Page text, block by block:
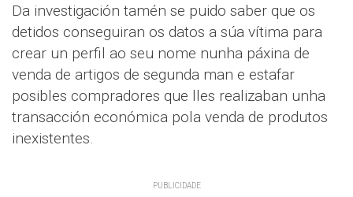
Da investigación tamén se puido saber que os
detidos conseguiran os datos a súa vítima para
crear un perfil ao seu nome nunha páxina de
venda de artigos de segunda man e estafar
posibles compradores que lles realizaban unha
transacción económica pola venda de produtos
inexistentes.